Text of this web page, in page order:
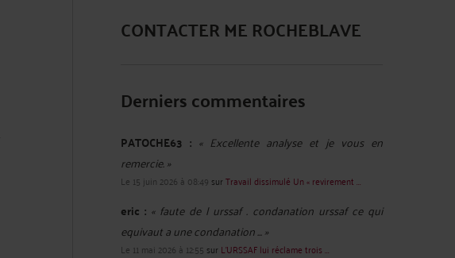
CONTACTER ME ROCHEBLAVE
Derniers commentaires
PATOCHE63 : « Excellente analyse et je vous en
remercie. »
Le 15 juin 2026 à 08:49 surTravail dissimulé Un « revirement ...
eric : « faute de l urssaf . condanation urssaf ce qui
equivaut a une condanation ... »
Le 11 mai 2026 à 12:55 sur L'URSSAF lui réclame trois ...